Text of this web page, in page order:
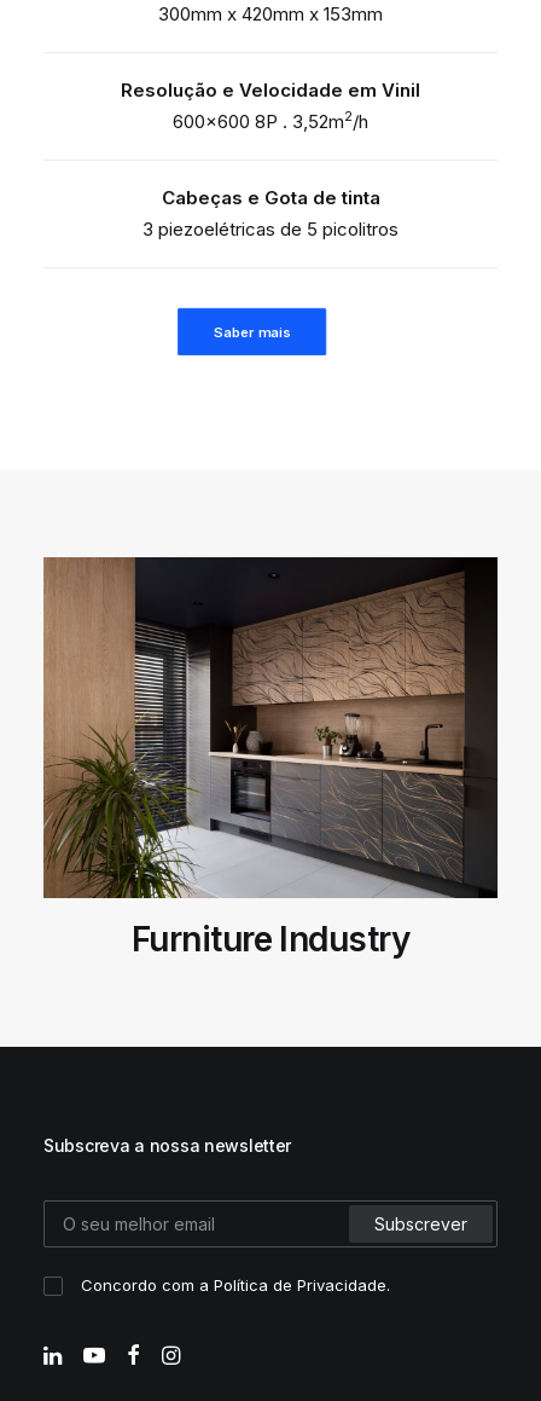
300mm x 420mm x 153mm
Resolução e Velocidade em Vinil
600×600 8P . 3,52m2/h
Cabeças e Gota de tinta
3 piezoelétricas de 5 picolitros
Saber mais
Furniture Industry
Subscreva a nossa newsletter
Concordo com aPolítica de Privacidade.